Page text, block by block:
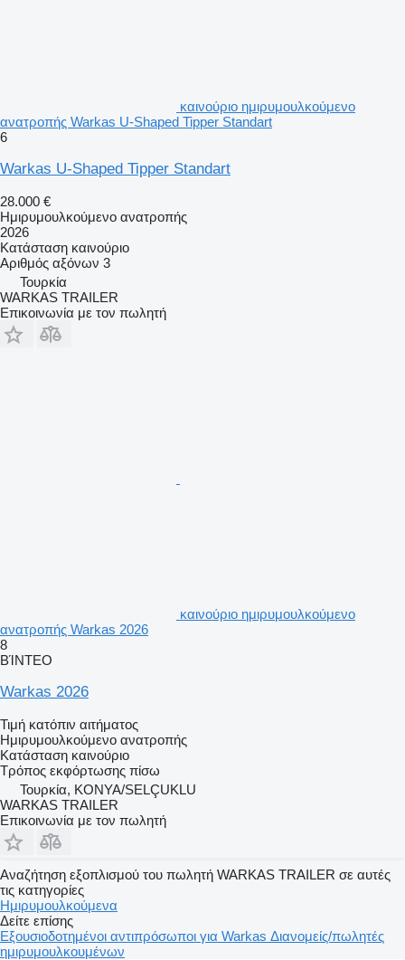
καινούριο ημιρυμουλκούμενο
ανατροπής Warkas U-Shaped Tipper Standart
6
Warkas U-Shaped Tipper Standart
28.000 €
Ημιρυμουλκούμενο ανατροπής
2026
Κατάσταση καινούριο
Αριθμός αξόνων 3
Τουρκία
WARKAS TRAILER
Επικοινωνία με τον πωλητή
καινούριο ημιρυμουλκούμενο
ανατροπής Warkas 2026
8
ΒΊΝΤΕΟ
Warkas 2026
Τιμή κατόπιν αιτήματος
Ημιρυμουλκούμενο ανατροπής
Κατάσταση καινούριο
Τρόπος εκφόρτωσης πίσω
Τουρκία, KONYA/SELÇUKLU
WARKAS TRAILER
Επικοινωνία με τον πωλητή
Αναζήτηση εξοπλισμού του πωλητή WARKAS TRAILER σε αυτές
τις κατηγορίες
Ημιρυμουλκούμενα
Δείτε επίσης
Εξουσιοδοτημένοι αντιπρόσωποι για Warkas Διανομείς/πωλητές
ημιρυμουλκουμένων